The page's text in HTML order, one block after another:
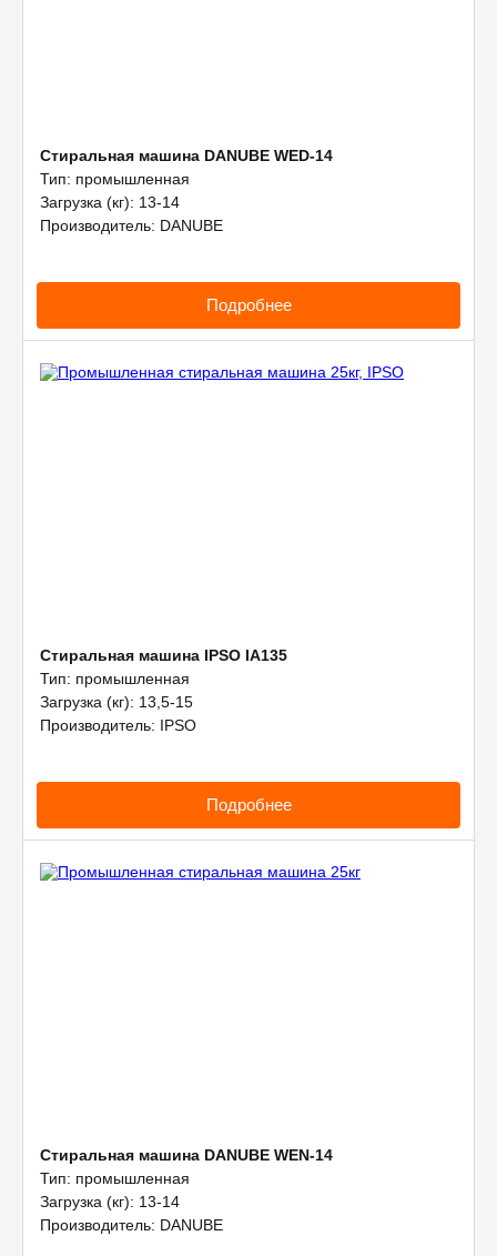
Стиральная машина DANUBE WED-14
Тип: промышленная
Загрузка (кг): 13-14
Производитель: DANUBE
Подробнее
Стиральная машина IPSO IA135
Тип: промышленная
Загрузка (кг): 13,5-15
Производитель: IPSO
Подробнее
Стиральная машина DANUBE WEN-14
Тип: промышленная
Загрузка (кг): 13-14
Производитель: DANUBE